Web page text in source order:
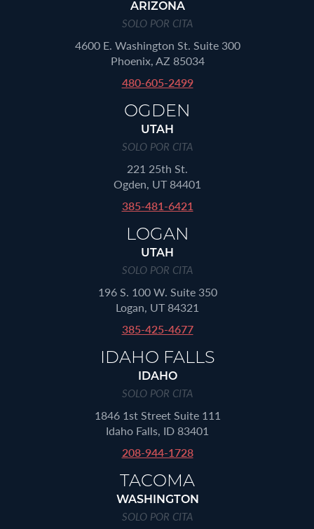
ARIZONA
SOLO POR CITA
4600 E. Washington St. Suite 300
Phoenix, AZ 85034
480-605-2499
OGDEN
UTAH
SOLO POR CITA
221 25th St.
Ogden, UT 84401
385-481-6421
LOGAN
UTAH
SOLO POR CITA
196 S. 100 W. Suite 350
Logan, UT 84321
385-425-4677
IDAHO FALLS
IDAHO
SOLO POR CITA
1846 1st Street Suite 111
Idaho Falls, ID 83401
208-944-1728
TACOMA
WASHINGTON
SOLO POR CITA